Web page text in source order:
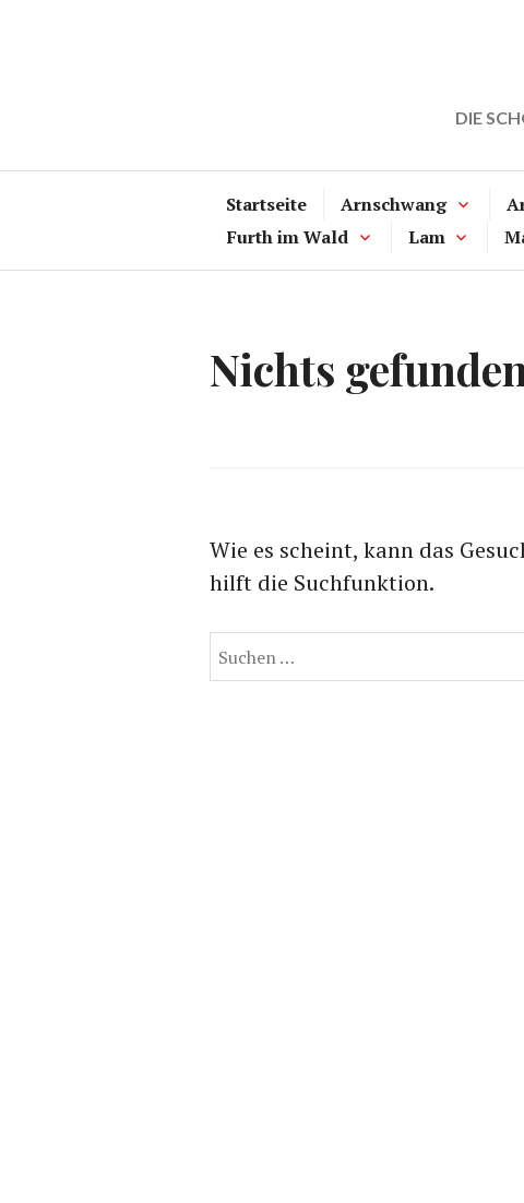
DIE
Startseite Arnschwang
Furth im Wald
Lam
Nichts
Wie es scheint, kann das
hilft die Suchfunktion.
Suchen
nach: